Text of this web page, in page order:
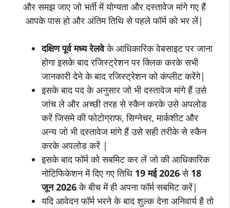
और समझ जाए जो भर्ती में योग्यता और दस्तावेज मांगे गए हैं
आपके पास हो और अंतिम तिथि से पहले फॉर्म को भर लें|
दक्षिण पूर्व मध्य रेलवेके आधिकारिक वेबसाइट पर जाना
होगा इसके बाद रजिस्ट्रेशन पर क्लिक करके सभी
जानकारी देने के बाद रजिस्ट्रेशन को कंप्लीट करेंगे|
इसके बाद पद के अनुसार जो भी दस्तावेज मांगे हैं उसे
जांच ले और अच्छी तरह से स्कैन करके उसे अपलोड
करें जिसमे की फोटोग्राफ, सिग्नेचर, मार्कशीट और
अन्य जो भी दस्तावेज मांगे हैं उसे सही तरीके से स्कैन
करके अपलोड करें |
इसके बाद फॉर्म को सबमिट कर लें जो की आधिकारिक
नोटिफिकेशन में दिए गए तिथि 19 मई 2026से 18
जून 2026के बीच में ही अपना फॉर्म सबमिट करें|
यदि आवेदन फॉर्म भरने के बाद शुल्क देना अनिवार्य है तो